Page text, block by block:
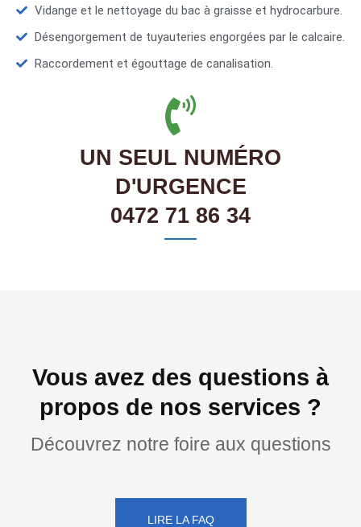
Vidange et le nettoyage du bac à graisse et hydrocarbure.
Désengorgement de tuyauteries engorgées par le calcaire.
Raccordement et égouttage de canalisation.
UN SEUL NUMÉRO
D'URGENCE
0472 71 86 34
Vous avez des questions à
propos de nos services ?
Découvrez notre foire aux questions
LIRE LA FAQ